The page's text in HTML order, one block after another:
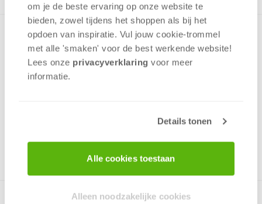
om je de beste ervaring op onze website te
bieden, zowel tijdens het shoppen als bij het
opdoen van inspiratie. Vul jouw cookie-trommel
met alle 'smaken' voor de best werkende website​!
Lees onze privacyverklaring voor meer
informatie.
Details tonen
Alle cookies toestaan
Alleen noodzakelijke cookies
Puzzel met een mooie afbeelding van New York, met het
Empire State Building en de Brooklyn Bridge. Door de
compositie, het kleurgebruik en de 1000 stukjes een
uitdaging! De puzzel is gemaakt van een zeer goede
v.a. 12 jaar